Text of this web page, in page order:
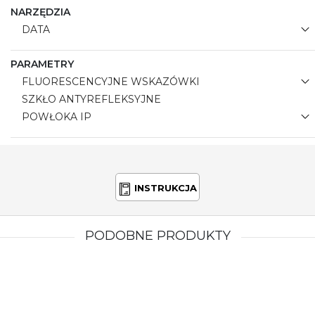
NARZĘDZIA
DATA
PARAMETRY
FLUORESCENCYJNE WSKAZÓWKI
SZKŁO ANTYREFLEKSYJNE
POWŁOKA IP
INSTRUKCJA
PODOBNE PRODUKTY